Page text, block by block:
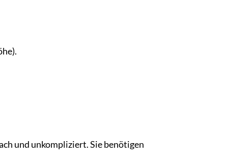
und unkompliziert. Sie benötigen